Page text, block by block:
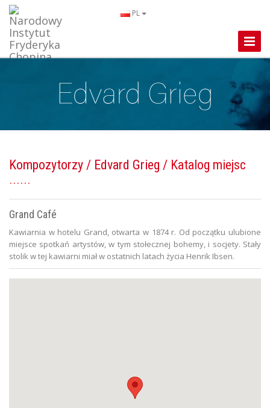
PL
Toggle
Kompozytorzy / Edvard Grieg / Katalog miejsc
Grand Café
Kawiarnia w hotelu Grand, otwarta w 1874 r. Od początku ulubione
miejsce spotkań artystów, w tym stołecznej bohemy, i socjety. Stały
stolik w tej kawiarni miał w ostatnich latach życia Henrik Ibsen.